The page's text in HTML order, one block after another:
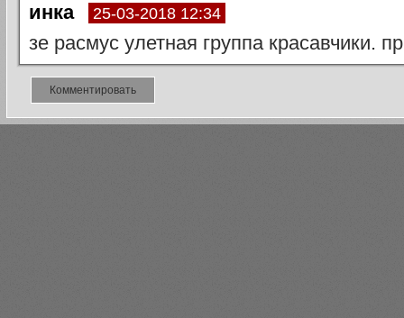
инка 25-03-2018 12:34
зе расмус улетная группа красавчики.
Комментировать